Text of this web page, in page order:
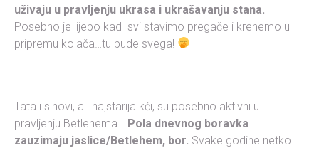
uživaju u pravljenju ukrasa i ukrašavanju stana.
Posebno je lijepo kad svi stavimo pregače i krenemo u
pripremu kolača…tu bude svega!
Tata i sinovi, a i najstarija kći, su posebno aktivni u
pravljenju Betlehema… Pola dnevnog boravka
zauzimaju jaslice/Betlehem, bor. Svake godine netko